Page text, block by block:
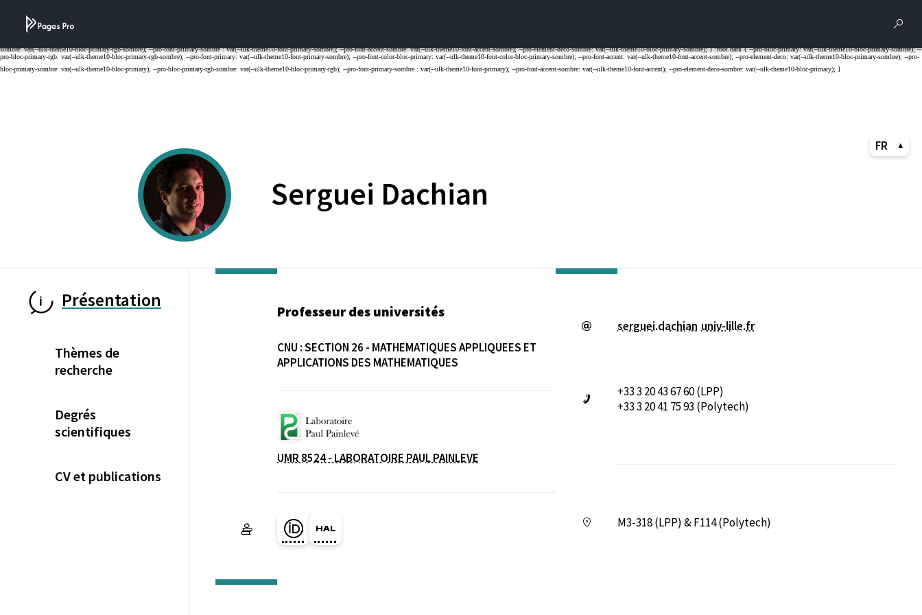
Serguei Dachian
Professeur des universités
CNU :SECTION 26 - MATHEMATIQUES APPLIQUEES ET
APPLICATIONS DES MATHEMATIQUES
Laboratoire / équipe
UMR 8524 - LABORATOIRE PAUL PAINLEVE
Page Orcid du membre (Ouverture dans une nouvelle fenêtre)
HAL serguei-dachian (Ouverture dans une nouvelle fenêtre)
serguei.dachian univ-lille.fr
+33 3 20 43 67 60 (LPP)
+33 3 20 41 75 93 (Polytech)
M3-318 (LPP) & F114 (Polytech)
FR
Présentation
Thèmes de
recherche
Degrés
scientifiques
CV et publications